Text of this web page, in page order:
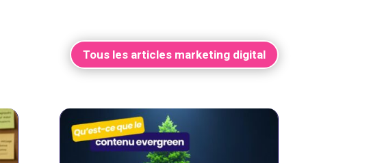
Tous les articles marketing digital